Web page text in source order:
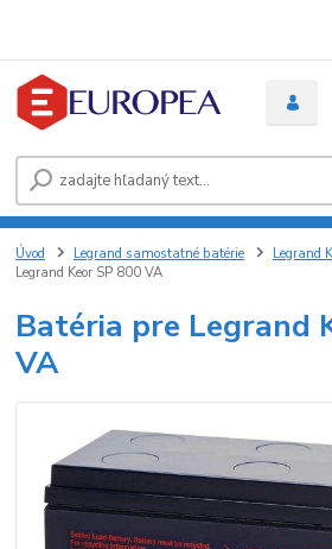
Úvod Legrand samostatné batérie Legrand
Legrand Keor SP 800 VA
Batéria pre Legrand
VA